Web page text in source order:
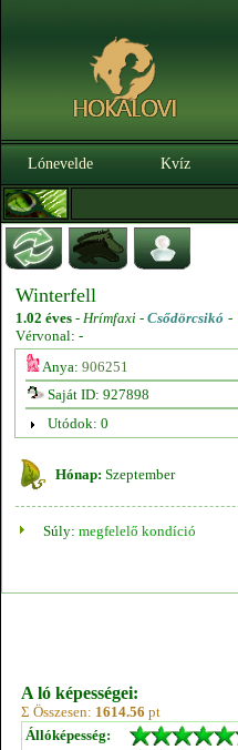
Lónevelde Kvíz
Winterfell
1.02 éves - Hrímfaxi - Csődörcsikó -
Vérvonal: -
Anya: 906251
Saját ID: 927898
Utódok: 0
Hónap: Szeptember
Súly: megfelelő kondíció
A ló képességei:
Σ Összesen: 1614.56 pt
Állóképesség: